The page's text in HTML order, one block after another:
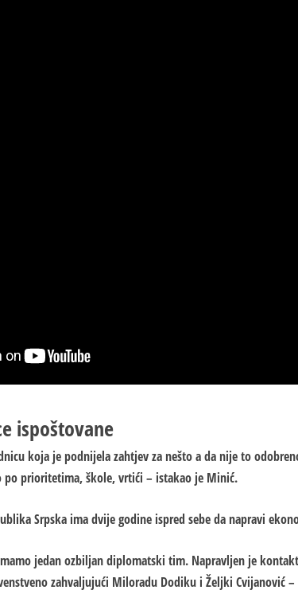
ispoštovane
koja je podnijela zahtjev za nešto a da nije to
po prioritetima, škole, vrtići – istakao je Minić.
Srpska ima dvije godine ispred sebe da napravi
jedan ozbiljan diplomatski tim. Napravljen je
zahvaljujući Miloradu Dodiku i Željki Cvijanović